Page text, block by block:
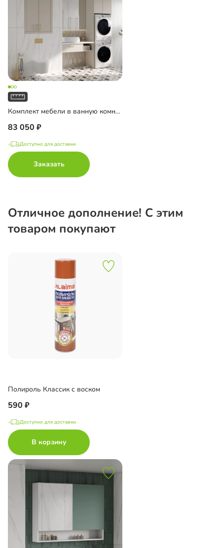
Комплект мебели в ванную комнату Ментон-4
83 050
Доступно для доставки
Заказать
Отличное дополнение! С этим
товаром покупают
Полироль Классик с воском
590
Доступно для доставки
В корзину